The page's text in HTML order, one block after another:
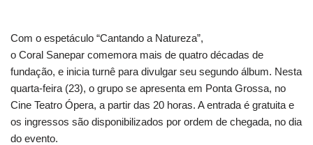
Com o espetáculo “Cantando a Natureza”,
o Coral Sanepar comemora mais de quatro décadas de
fundação, e inicia turnê para divulgar seu segundo álbum. Nesta
quarta-feira (23), o grupo se apresenta em Ponta Grossa, no
Cine Teatro Ópera, a partir das 20 horas. A entrada é gratuita e
os ingressos são disponibilizados por ordem de chegada, no dia
do evento.